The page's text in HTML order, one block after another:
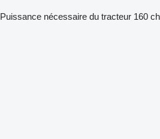
Puissance nécessaire du tracteur 160 ch